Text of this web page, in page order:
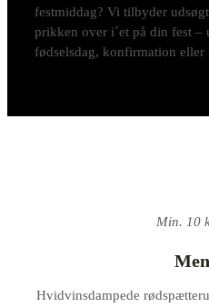
festmiddag? Vi tilbyder
prikken over i´et på din fest
fødselsdag, konfirmation eller
Min. 10
Hvidvinsdampede